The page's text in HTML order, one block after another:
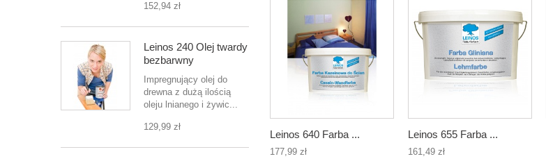
152,94 zł
Leinos 240 Olej twardy
bezbarwny
Impregnujący olej do
drewna z dużą ilością
oleju lnianego i żywic...
129,99 zł
Leinos 640 Farba ...
177,99 zł
Leinos 655 Farba ...
161,49 zł